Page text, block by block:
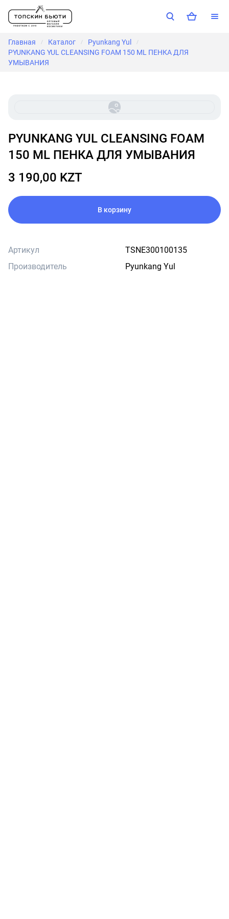
Главная / Каталог / Pyunkang Yul /
PYUNKANG YUL CLEANSING FOAM 150 ML ПЕНКА ДЛЯ
УМЫВАНИЯ
PYUNKANG YUL CLEANSING FOAM
150 ML ПЕНКА ДЛЯ УМЫВАНИЯ
3 190,00 KZT
В корзину
Артикул
TSNE300100135
Производитель
Pyunkang Yul